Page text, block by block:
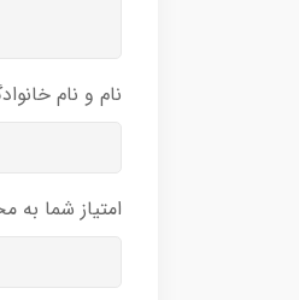
نام و نام
امتیاز شما به